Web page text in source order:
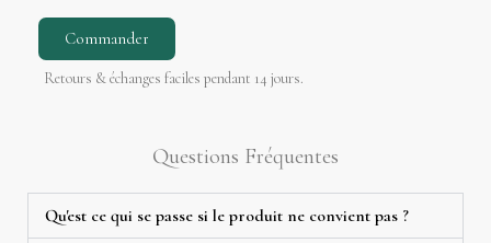
Commander
Retours & échanges faciles pendant 14 jours.
Questions Fréquentes
Qu'est ce qui se passe si le produit ne convient pas ?